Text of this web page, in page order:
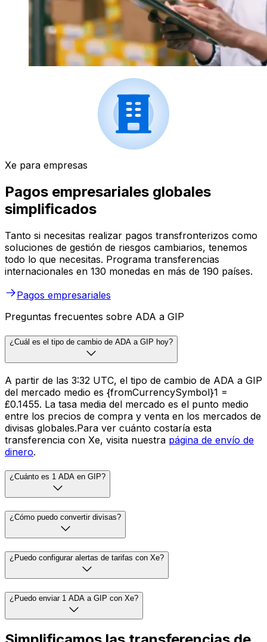
Xe para empresas
Pagos empresariales globales
simplificados
Tanto si necesitas realizar pagos transfronterizos como
soluciones de gestión de riesgos cambiarios, tenemos
todo lo que necesitas. Programa transferencias
internacionales en 130 monedas en más de 190 países.
Pagos empresariales
Preguntas frecuentes sobre ADA a GIP
¿Cuál es el tipo de cambio de ADA a GIP hoy?
A partir de las 3:32 UTC, el tipo de cambio de ADA a GIP
del mercado medio es {fromCurrencySymbol}1 =
£0.1455. La tasa media del mercado es el punto medio
entre los precios de compra y venta en los mercados de
divisas globales.Para ver cuánto costaría esta
transferencia con Xe, visita nuestra página de envío de
dinero.
¿Cuánto es 1 ADA en GIP?
¿Cómo puedo convertir divisas?
¿Puedo configurar alertas de tarifas con Xe?
¿Puedo enviar 1 ADA a GIP con Xe?